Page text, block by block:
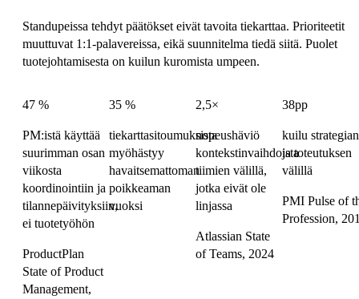
Standupeissa tehdyt päätökset eivät tavoita tiekarttaa. Prioriteetit
muuttuvat 1:1-palavereissa, eikä suunnitelma tiedä siitä. Puolet
tuotejohtamisesta on kuilun kuromista umpeen.
47 %
PM:istä käyttää
suurimman osan
viikosta
koordinointiin ja
tilannepäivityksiin,
ei tuotetyöhön
ProductPlan
State of Product
Management,
35 %
tiekarttasitoumuksista
myöhästyy
havaitsemattoman
poikkeaman
vuoksi
2,5×
nopeushäviö
kontekstinvaihdoista
tiimien välillä,
jotka eivät ole
linjassa
Atlassian State
of Teams, 2024
38pp
kuilu strategian
ja toteutuksen
välillä
PMI Pulse of
Profession,